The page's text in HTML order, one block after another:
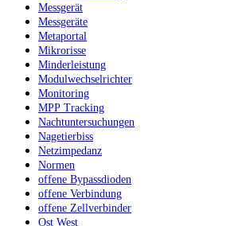
Messgerät
Messgeräte
Metaportal
Mikrorisse
Minderleistung
Modulwechselrichter
Monitoring
MPP Tracking
Nachtuntersuchungen
Nagetierbiss
Netzimpedanz
Normen
offene Bypassdioden
offene Verbindung
offene Zellverbinder
Ost West